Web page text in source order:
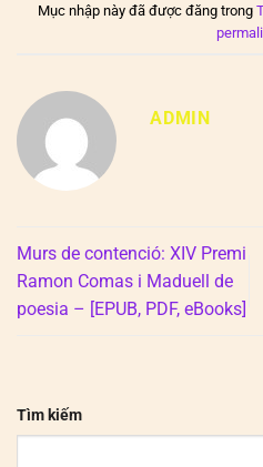
Mục nhập này đã được đăng trong
ADMIN
Murs de contenció: XIV Premi
Ramon Comas i Maduell de
poesia – [EPUB, PDF, eBooks]
Tìm kiếm